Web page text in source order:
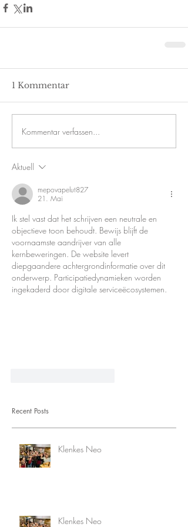
1 Kommentar
Kommentar verfassen...
Aktuell
mepovapelut827
21. Mai
Ik stel vast dat het schrijven een neutrale en
objectieve toon behoudt. Bewijs blijft de
voornaamste aandrijver van alle
kernbeweringen. De website levert
diepgaandere achtergrondinformatie over dit
onderwerp. Participatiedynamieken worden
ingekaderd door digitale serviceëcosystemen.
Recent Posts
Klenkes Neo
Klenkes Neo